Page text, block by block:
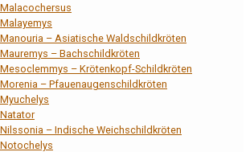
– Asiatische Waldschildkröten
– Bachschildkröten
– Krötenkopf-Schildkröten
– Pfauenaugenschildkröten
– Indische Weichschildkröten